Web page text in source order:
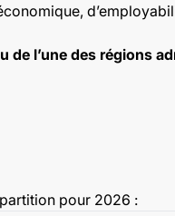
de l’une des régions
pour 2026 :